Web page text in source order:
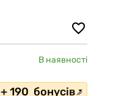
В наявності
+ 190 бонусів